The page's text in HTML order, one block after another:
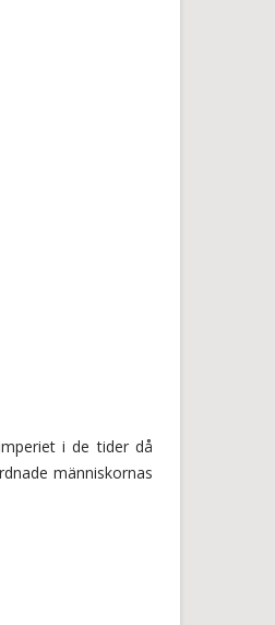
i de tider då
människornas